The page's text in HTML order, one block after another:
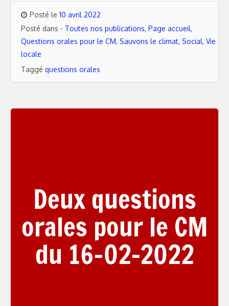
Posté le 10 avril 2022
Posté dans - Toutes nos publications, Page accueil,
Questions orales pour le CM, Sauvons le climat, Social, Vie
locale
Taggé questions orales
Deux questions
orales pour le CM
du 16-02-2022